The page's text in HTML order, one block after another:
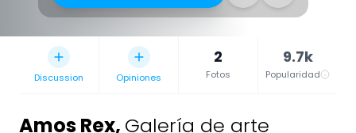
Discussion Opiniones
2
Fotos
9.7k
Popularidad
Amos Rex, Galería de arte